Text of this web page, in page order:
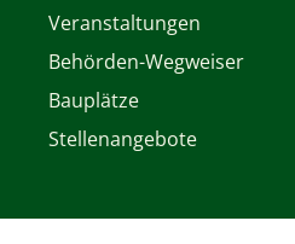
Veranstaltungen
Behörden-Wegweiser
Bauplätze
Stellenangebote